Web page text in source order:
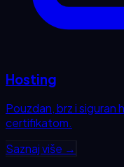
Hosting
Pouzdan, brz i siguran
certifikatom.
Saznaj više →